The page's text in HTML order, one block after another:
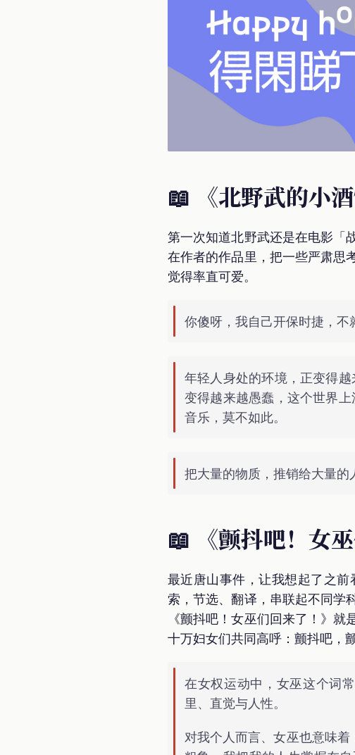
📖 《北野武的小酒
第一次知道北野武还是在电影「
在作者的作品里，把一些严肃思
觉得率直可爱。
你傻呀，我自己开保时捷，不
年轻人身处的环境，正变得
变得越来越愚蠢，这个世界
音乐，莫不如此。
把大量的物质，推销给大量的
📖 《颤抖吧！女
最近唐山事件，让我想起了之
索，节选、翻译，串联起不同学
《颤抖吧！女巫们回来了！》
十万妇女们共同高呼：颤抖吧，
在女权运动中，女巫这个词
里、直觉与人性。
对我个人而言、女巫也意味